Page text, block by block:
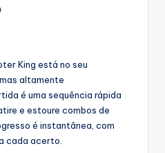
King está no seu
altamente
é uma sequência rápida
e estoure combos de
é instantânea, com
cada acerto.